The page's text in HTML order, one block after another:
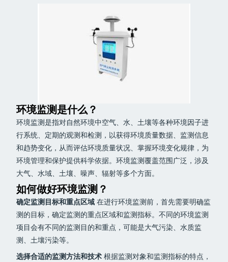
环境监测是什么？
环境监测是指对自然环境中空气、水、土壤等各种环境因子进
行系统、定期的观测和检测，以获得环境质量数据、监测信息
和趋势变化，从而评估环境质量状况、掌握环境变化规律，为
环境管理和保护提供科学依据。环境监测覆盖范围广泛，涉及
大气、水域、土壤、噪声、辐射等多个方面。
如何做好环境监测？
确定监测目标和重点区域 在进行环境监测前，首先需要明确监
测的目标，确定监测的重点区域和监测指标。不同的环境监测
项目会有不同的监测目的和重点，可能是大气污染、水质监
测、土壤污染等。
选择合适的监测方法和技术 根据监测对象和监测指标的特点，